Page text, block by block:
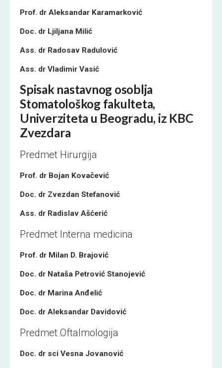
Prof. dr Aleksandar Karamarković
Doc. dr Ljiljana Milić
Ass. dr Radosav Radulović
Ass. dr Vladimir Vasić
Spisak nastavnog osoblja
Stomatološkog fakulteta,
Univerziteta u Beogradu, iz KBC
Zvezdara
Predmet Hirurgija
Prof. dr Bojan Kovačević
Doc. dr Zvezdan Stefanović
Ass. dr Radislav Ašćerić
Predmet Interna medicina
Prof. dr Milan D. Brajović
Doc. dr Nataša Petrović Stanojević
Doc. dr Marina Anđelić
Doc. dr Aleksandar Davidović
Predmet Oftalmologija
Doc. dr sci Vesna Jovanović